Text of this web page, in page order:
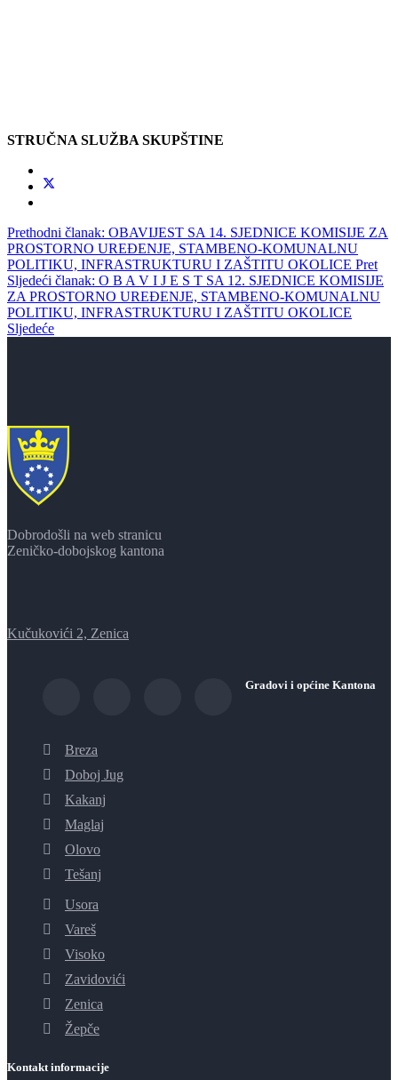
STRUČNA SLUŽBA SKUPŠTINE
Prethodni članak: OBAVIJEST SA 14. SJEDNICE KOMISIJE ZA
PROSTORNO UREĐENJE, STAMBENO-KOMUNALNU
POLITIKU, INFRASTRUKTURU I ZAŠTITU OKOLICE Pret
Sljedeći članak: O B A V I J E S T SA 12. SJEDNICE KOMISIJE
ZA PROSTORNO UREĐENJE, STAMBENO-KOMUNALNU
POLITIKU, INFRASTRUKTURU I ZAŠTITU OKOLICE
Sljedeće
Dobrodošli na web stranicu
Zeničko-dobojskog kantona
Kučukovići 2, Zenica
Gradovi i općine Kantona
Breza
Doboj Jug
Kakanj
Maglaj
Olovo
Tešanj
Usora
Vareš
Visoko
Zavidovići
Zenica
Žepče
Kontakt informacije